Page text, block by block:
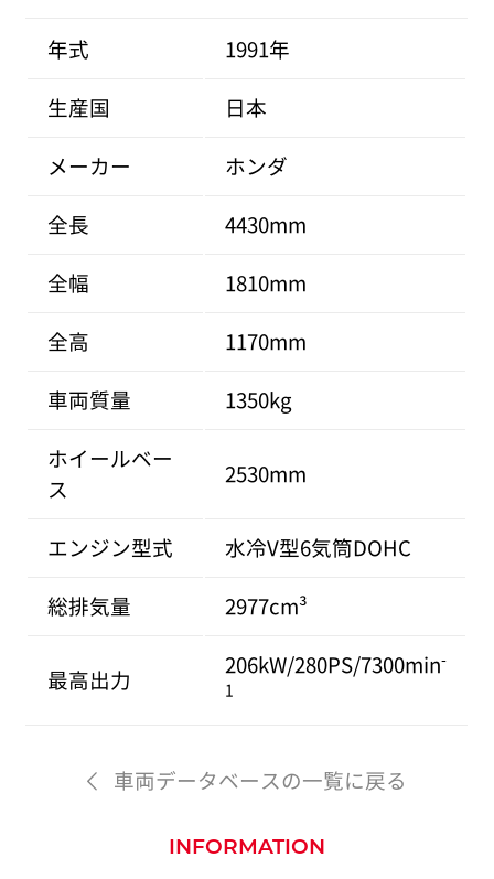
年式
1991年
生産国
日本
メーカー
ホンダ
全長
4430mm
全幅
1810mm
全高
1170mm
車両質量
1350kg
ホイールベー
ス
2530mm
エンジン型式
水冷V型6気筒DOHC
総排気量
2977cm³
最高出力 206kW/280PS/7300min-
1
車両データベースの一覧に戻る
INFORMATION